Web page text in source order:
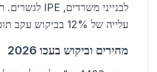
עלייה של 12% בביקוש עקב תוכנית תשתיות צפון.
מחירים וביקוש בעכו 2026